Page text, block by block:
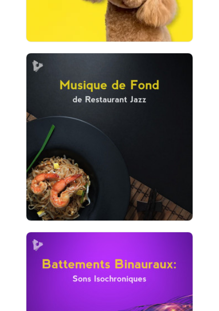
476 suiveurs
Musique de Fond de
Restaurant Jazz
Info
268 suiveurs
Battements Binauraux: Sons
Isochroniques